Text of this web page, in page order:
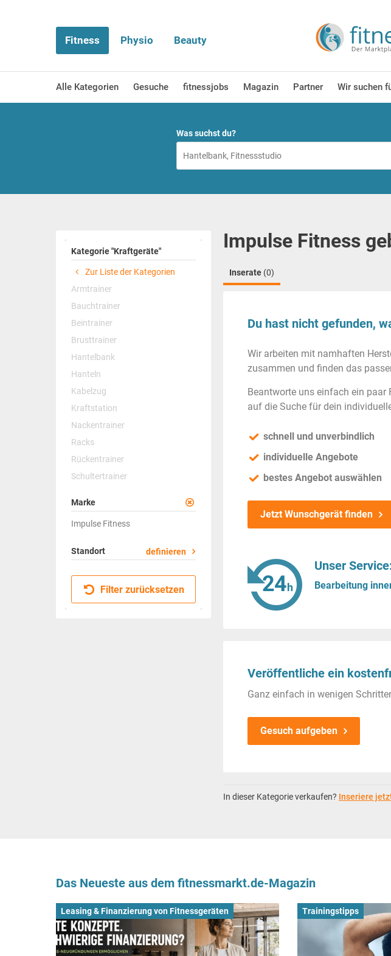
Fitness Physio Beauty
Alle Kategorien Gesuche fitnessjobs Magazin Partner Wir suchen
Was suchst du?
Kategorie "Kraftgeräte"
Zur Liste der Kategorien
Armtrainer
Bauchtrainer
Beintrainer
Brusttrainer
Hantelbank
Hanteln
Kabelzug
Kraftstation
Nackentrainer
Racks
Rückentrainer
Schultertrainer
Marke
Impulse Fitness
Standort definieren
Filter zurücksetzen
Impulse Fitness
Inserate (0)
Du hast nicht gefunden,
Wir arbeiten mit namhaften
zusammen und finden das
Beantworte uns einfach ein
auf die Suche für dein
schnell und unverbindlich
individuelle Angebote
bestes Angebot auswählen
Jetzt Wunschgerät finden
Unser
Bearbeitung
Veröffentliche ein
Ganz einfach in wenigen
Gesuch aufgeben
In dieser Kategorie verkaufen? Inseriere
Das Neueste aus dem fitnessmarkt.de-Magazin
Leasing & Finanzierung von Fitnessgeräten Trainingstipps